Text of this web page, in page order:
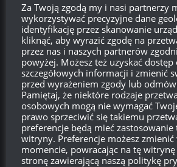
An Reply toHhjj 22:25, 22
Stul pysk odnośnie art przez takich jak
teraz takie ogłuszanie. Płaczkowie bo
Bo się jedzie ciężarem na pałę to się
i kombinować jak można typem 5 na
0 Odpowiedz
Za Twoją zgodą my i nasi partnerzy
wykorzystywać precyzyjne dane
identyfikację przez skanowanie
kliknąć, aby wyrazić zgodę na
przez nas i naszych partnerów
powyżej. Możesz też uzyskać
szczegółowych informacji i zmienić
przed wyrażeniem zgody lub
Pamiętaj, że niektóre rodzaje
osobowych mogą nie wymagać
prawo sprzeciwić się takiemu
preferencje będą mieć
witryny. Preferencje możesz
momencie, powracając na tę
stronę zawierającą naszą politykę